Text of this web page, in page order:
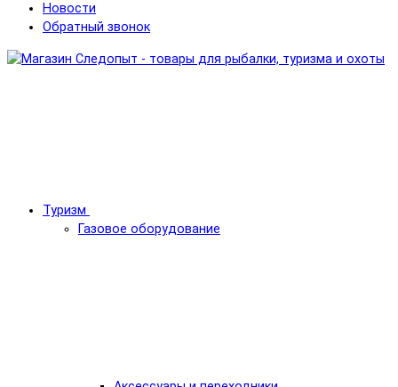
Новости
Обратный звонок
Туризм
Газовое оборудование